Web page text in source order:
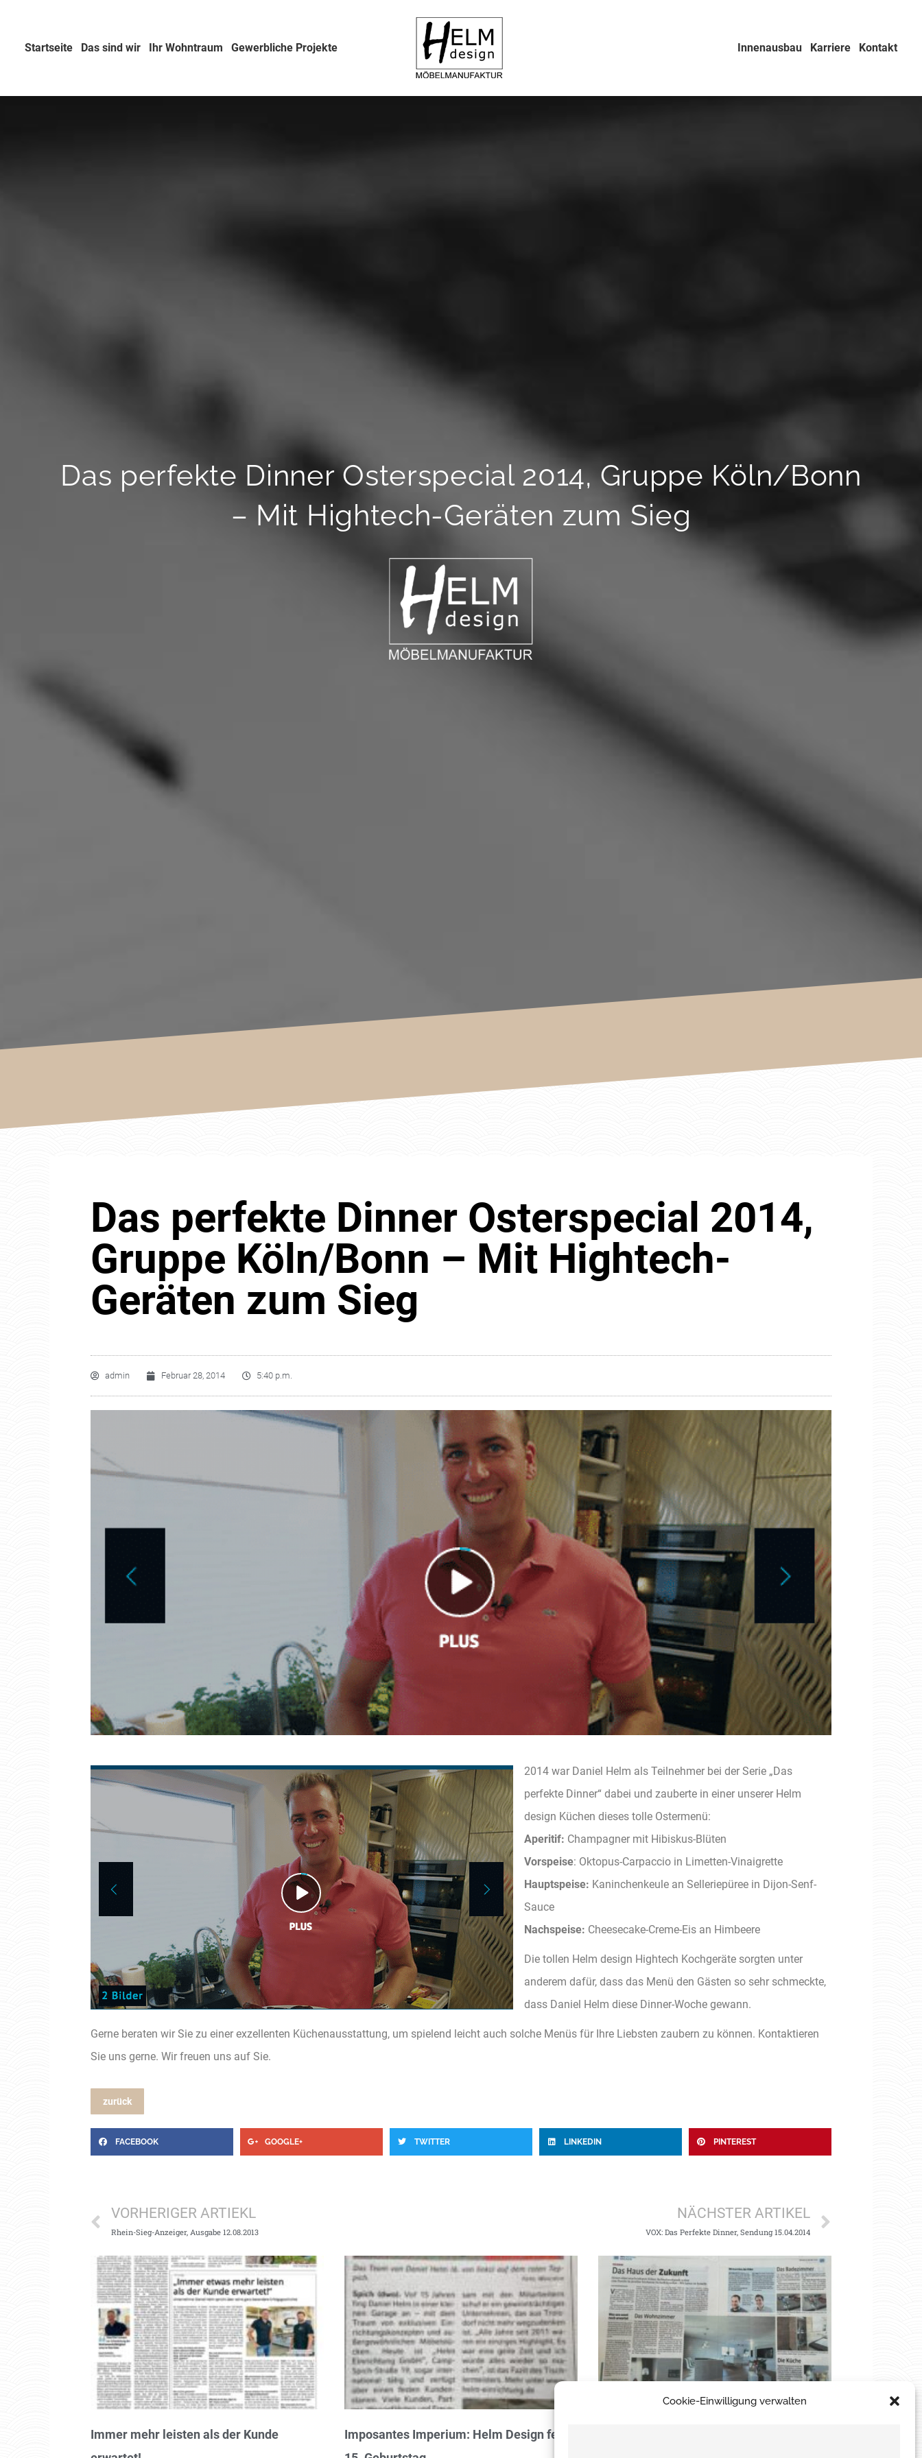
Cookie-Einwilligung verwalten
Startseite Das sind wir Ihr Wohntraum Gewerbliche Projekte Innenausbau Karriere Kontakt
Das perfekte Dinner Osterspecial 2014, Gruppe Köln/Bonn
– Mit Hightech-Geräten zum Sieg
Das perfekte Dinner Osterspecial 2014,
Gruppe Köln/Bonn – Mit Hightech-
Geräten zum Sieg
admin Februar 28, 2014 5:40 p.m.
2014 war Daniel Helm als Teilnehmer bei der Serie „Das
perfekte Dinner“ dabei und zauberte in einer unserer Helm
design Küchen dieses tolle Ostermenü:
Aperitif: Champagner mit Hibiskus-Blüten
Vorspeise: Oktopus-Carpaccio in Limetten-Vinaigrette
Hauptspeise: Kaninchenkeule an Selleriepüree in Dijon-Senf-
Sauce
Nachspeise: Cheesecake-Creme-Eis an Himbeere
Die tollen Helm design Hightech Kochgeräte sorgten unter
anderem dafür, dass das Menü den Gästen so sehr schmeckte,
dass Daniel Helm diese Dinner-Woche gewann.
Gerne beraten wir Sie zu einer exzellenten Küchenausstattung, um spielend leicht auch solche Menüs für Ihre Liebsten zaubern zu können. Kontaktieren
Sie uns gerne. Wir freuen uns auf Sie.
zurück
FACEBOOK GOOGLE+ TWITTER LINKEDIN PINTEREST
VORHERIGER ARTIEKL
Rhein-Sieg-Anzeiger, Ausgabe 12.08.2013
NÄCHSTER ARTIKEL
VOX: Das Perfekte Dinner, Sendung 15.04.2014
Immer mehr leisten als der Kunde
Imposantes Imperium: Helm Design feiert